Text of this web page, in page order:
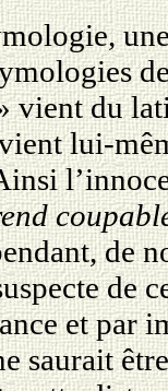
vient du
lui-
de
de
et par
saurait